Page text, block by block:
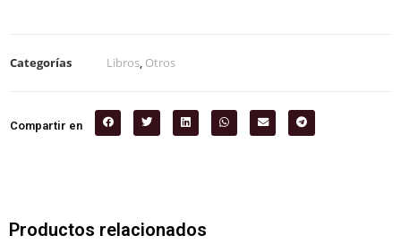
Categorías Libros, Otros
Compartir en
Productos relacionados